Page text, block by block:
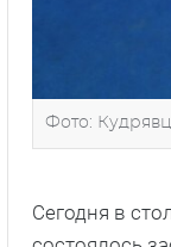
Фото:
Сегодня в